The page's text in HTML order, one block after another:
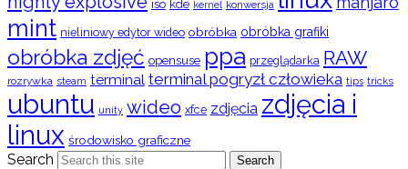
iso kde kernel konwersja
mint nieliniowy edytor wideo obróbka obróbka grafiki
obróbka zdjęć opensuse ppa przeglądarka RAW
rozrywka steam terminal terminal pogryzł człowieka tips tricks
ubuntu unity wideo xfce zdjęcia zdjęcia i
linux środowisko graficzne
Search Search